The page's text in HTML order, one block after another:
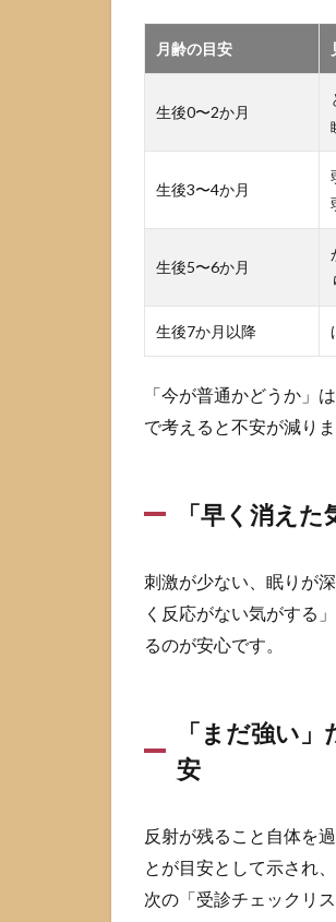
常と
は限
い
か月
は一
安
3
モロ
ー反
起き
るの
しつ
安全
に効
く順
番
1：刺
激を減
らす
光・温
度・触
感）
3.2
月齢の目安
生後0〜2か月
生後3〜4か月
生後5〜6か月
生後7か月以降
「今が普通かどうか」
で考えると不安が減りま
「早く消え
刺激が少ない、眠りが
く反応がない気がする
るのが安心です。
「まだ強い
安
反射が残ること自体を
とが目安として示され
次の「受診チェックリ